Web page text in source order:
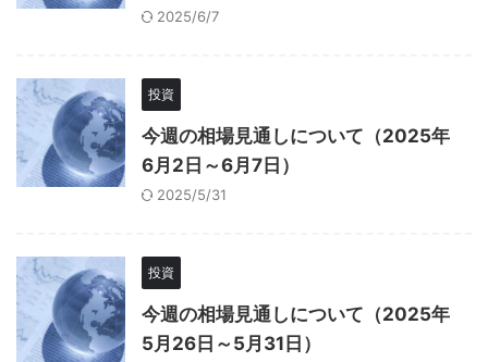
2025/6/7
投資
今週の相場見通しについて（2025年
6月2日～6月7日）
2025/5/31
投資
今週の相場見通しについて（2025年
5月26日～5月31日）